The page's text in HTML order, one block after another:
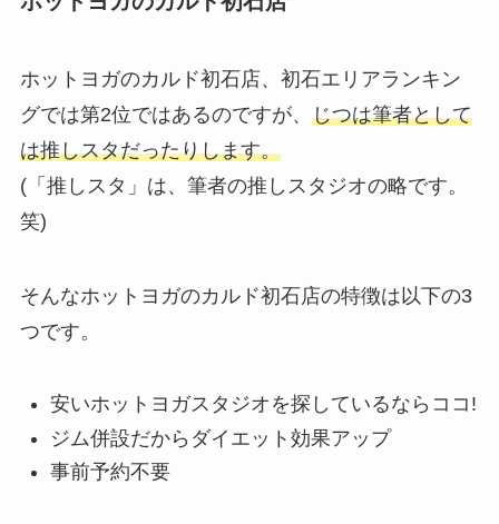
ホットヨガのカルド初石店、初石エリアランキン
グでは第2位ではあるのですが、 じつは筆者として
は推しスタだったりします。
(「推しスタ」は、筆者の推しスタジオの略です。
笑)
そんなホットヨガのカルド初石店の特徴は以下の3
つです。
安いホットヨガスタジオを探しているならココ!
ジム併設だからダイエット効果アップ
事前予約不要